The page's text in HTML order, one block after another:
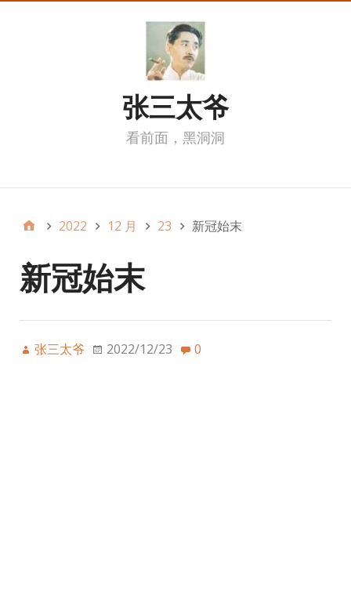
张三太爷
看前面，黑洞洞
2022 12 月 23 新冠始末
新冠始末
张三太爷 2022/12/23 0